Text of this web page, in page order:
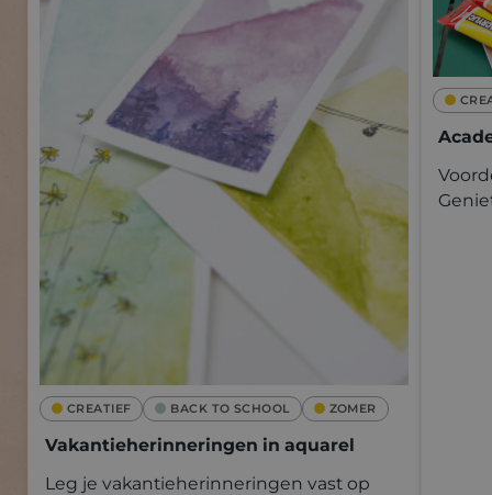
CREATIEF BACK TO SCHOOL ZOMER
Vakantieherinneringen in aquarel
Leg je vakantieherinneringen vast op